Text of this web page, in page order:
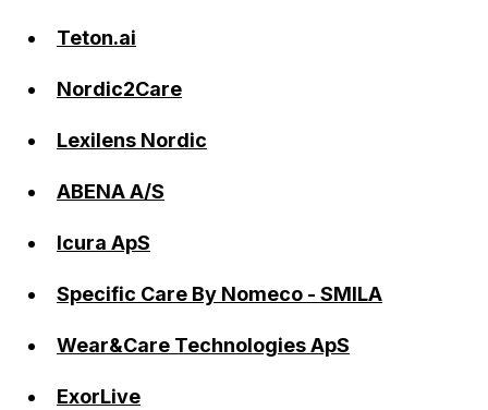
Teton.ai
Nordic2Care
Lexilens Nordic
ABENA A/S
Icura ApS
Specific Care By Nomeco - SMILA
Wear&Care Technologies ApS
ExorLive